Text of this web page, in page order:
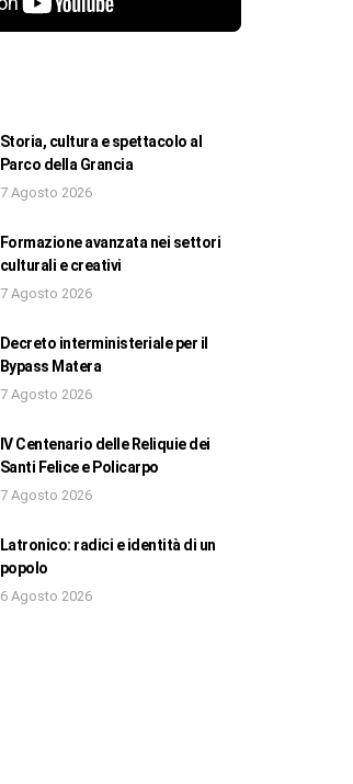
Storia, cultura e spettacolo al
Parco della Grancia
7 Agosto 2026
Formazione avanzata nei settori
culturali e creativi
7 Agosto 2026
Decreto interministeriale per il
Bypass Matera
7 Agosto 2026
IV Centenario delle Reliquie dei
Santi Felice e Policarpo
7 Agosto 2026
Latronico: radici e identità di un
popolo
6 Agosto 2026